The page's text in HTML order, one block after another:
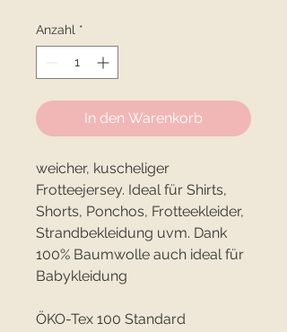
Meter
Anzahl *
In den Warenkorb
weicher, kuscheliger
Frotteejersey. Ideal für Shirts,
Shorts, Ponchos, Frotteekleider,
Strandbekleidung uvm. Dank
100% Baumwolle auch ideal für
Babykleidung
ÖKO-Tex 100 Standard